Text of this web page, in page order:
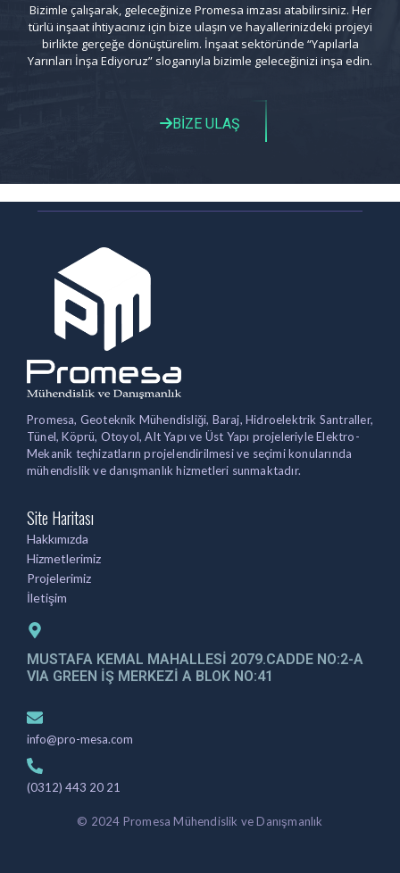
Bizimle çalışarak, geleceğinize Promesa imzası atabilirsiniz. Her
türlü inşaat ihtiyacınız için bize ulaşın ve hayallerinizdeki projeyi
birlikte gerçeğe dönüştürelim. İnşaat sektöründe “Yapılarla
Yarınları İnşa Ediyoruz” sloganıyla bizimle geleceğinizi inşa edin.
BİZE ULAŞ
Promesa, Geoteknik Mühendisliği, Baraj, Hidroelektrik Santraller,
Tünel, Köprü, Otoyol, Alt Yapı ve Üst Yapı projeleriyle Elektro-
Mekanik teçhizatların projelendirilmesi ve seçimi konularında
mühendislik ve danışmanlık hizmetleri sunmaktadır.
Site Haritası
Hakkımızda
Hizmetlerimiz
Projelerimiz
İletişim
MUSTAFA KEMAL MAHALLESİ 2079.CADDE NO:2-A
VIA GREEN İŞ MERKEZİ A BLOK NO:41
info@pro-mesa.com
(0312) 443 20 21
© 2024 Promesa Mühendislik ve Danışmanlık